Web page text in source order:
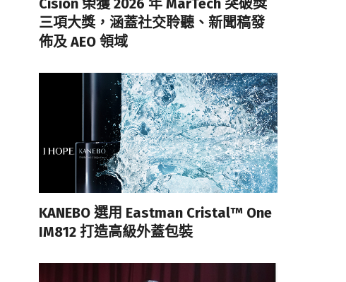
Cision 榮獲 2026 年 MarTech 突破獎
三項大獎，涵蓋社交聆聽、新聞稿發
佈及 AEO 領域
KANEBO 選用 Eastman Cristal™ One
IM812 打造高級外蓋包裝